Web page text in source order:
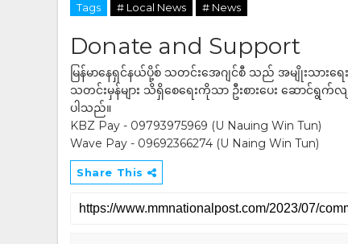
Tags # Local News # News
Donate and Support
မြန်မာနေရှင်နယ်ပို့စ် သတင်းအေဂျင်စီ သည် အမျိုးသားရ
သတင်းမှန်များ သိရှိစေရေးကိုသာ ဦးစားပေး ဆောင်ရွ
ပါသည်။
KBZ Pay - 09793975969 (U Nauing Win Tun)
Wave Pay - 09692366274 (U Naing Win Tun)
Share This